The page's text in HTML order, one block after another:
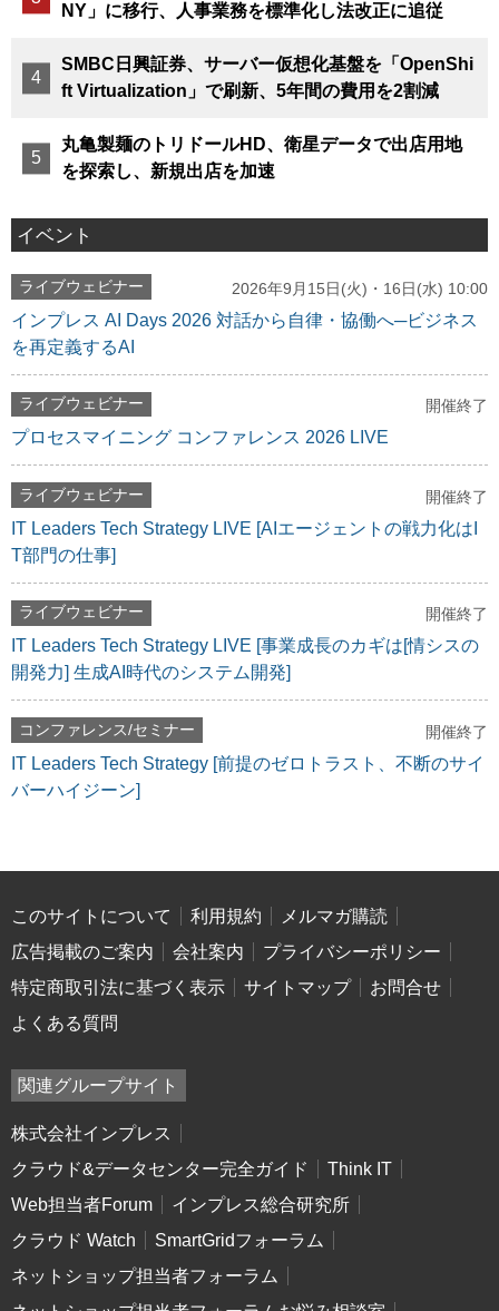
NY」に移行、人事業務を標準化し法改正に追従
SMBC日興証券、サーバー仮想化基盤を「OpenShi
ft Virtualization」で刷新、5年間の費用を2割減
丸亀製麺のトリドールHD、衛星データで出店用地
を探索し、新規出店を加速
イベント
ライブウェビナー 2026年9月15日(火)・16日(水) 10:00
インプレス AI Days 2026 対話から自律・協働へ─ビジネス
を再定義するAI
ライブウェビナー 開催終了
プロセスマイニング コンファレンス 2026 LIVE
ライブウェビナー 開催終了
IT Leaders Tech Strategy LIVE [AIエージェントの戦力化はI
T部門の仕事]
ライブウェビナー 開催終了
IT Leaders Tech Strategy LIVE [事業成長のカギは[情シスの
開発力] 生成AI時代のシステム開発]
コンファレンス/セミナー 開催終了
IT Leaders Tech Strategy [前提のゼロトラスト、不断のサイ
バーハイジーン]
このサイトについて 利用規約
メルマガ購読
広告掲載のご案内
会社案内
プライバシーポリシー
特定商取引法に基づく表示
サイトマップ
お問合せ
よくある質問
関連グループサイト
株式会社インプレス
クラウド&データセンター完全ガイド
Think IT
Web担当者Forum
インプレス総合研究所
クラウド Watch
SmartGridフォーラム
ネットショップ担当者フォーラム